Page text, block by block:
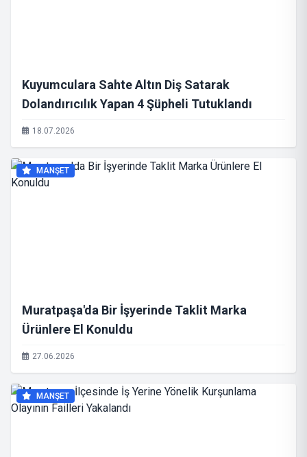
Kuyumculara Sahte Altın Diş Satarak
Dolandırıcılık Yapan 4 Şüpheli Tutuklandı
18.07.2026
MANŞET
Muratpaşa'da Bir İşyerinde Taklit Marka
Ürünlere El Konuldu
27.06.2026
MANŞET